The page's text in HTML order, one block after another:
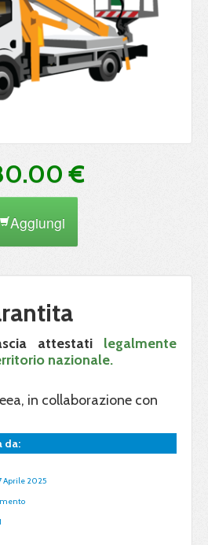
€
Aggiungi
attestati legalmente
nazionale.
in collaborazione con
da:
Aprile 2025